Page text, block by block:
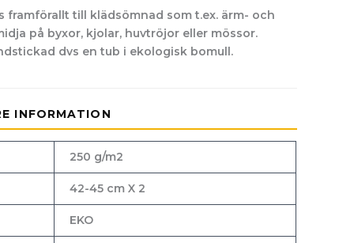
framförallt till klädsömnad som t.ex. ärm- och
på byxor, kjolar, huvtröjor eller mössor.
dvs en tub i ekologisk bomull.
INFORMATION
250 g/m2
42-45 cm X 2
EKO